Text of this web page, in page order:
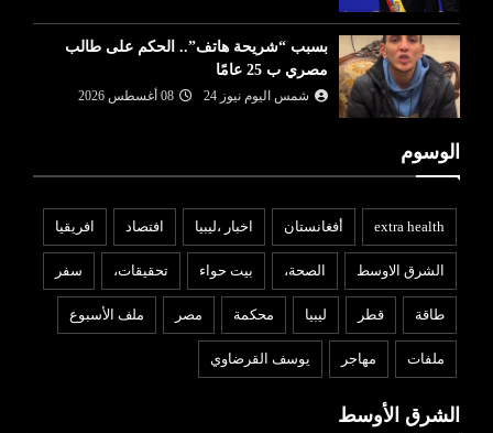
بسبب “شريحة هاتف”.. الحكم على طالب
مصري ب 25 عامًا
شمس اليوم نيوز 24 08 أغسطس 2026
الوسوم
extra health أفغانستان اخبار ،ليبيا افتصاد افريقيا
الشرق الاوسط الصحة، بيت حواء تحقيقات، سفر
طاقة قطر ليبيا محكمة مصر ملف الأسبوع
ملفات مهاجر يوسف القرضاوي
الشرق الأوسط